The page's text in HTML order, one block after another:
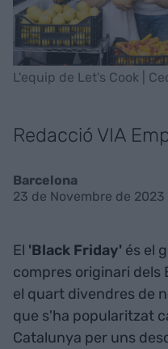
L'equip de Let's Cook |
Redacció VIA
Barcelona
23 de Novembre de
El 'Black Friday' és el
compres originari dels
el quart divendres de
que s'ha popularitzat
Catalunya per uns